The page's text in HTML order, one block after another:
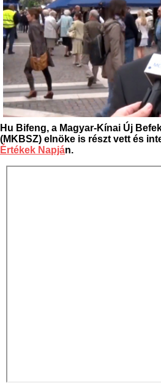
Hu Bifeng, a Magyar-Kínai Új
(MKBSZ) elnöke is részt vett és
Értékek Napján.